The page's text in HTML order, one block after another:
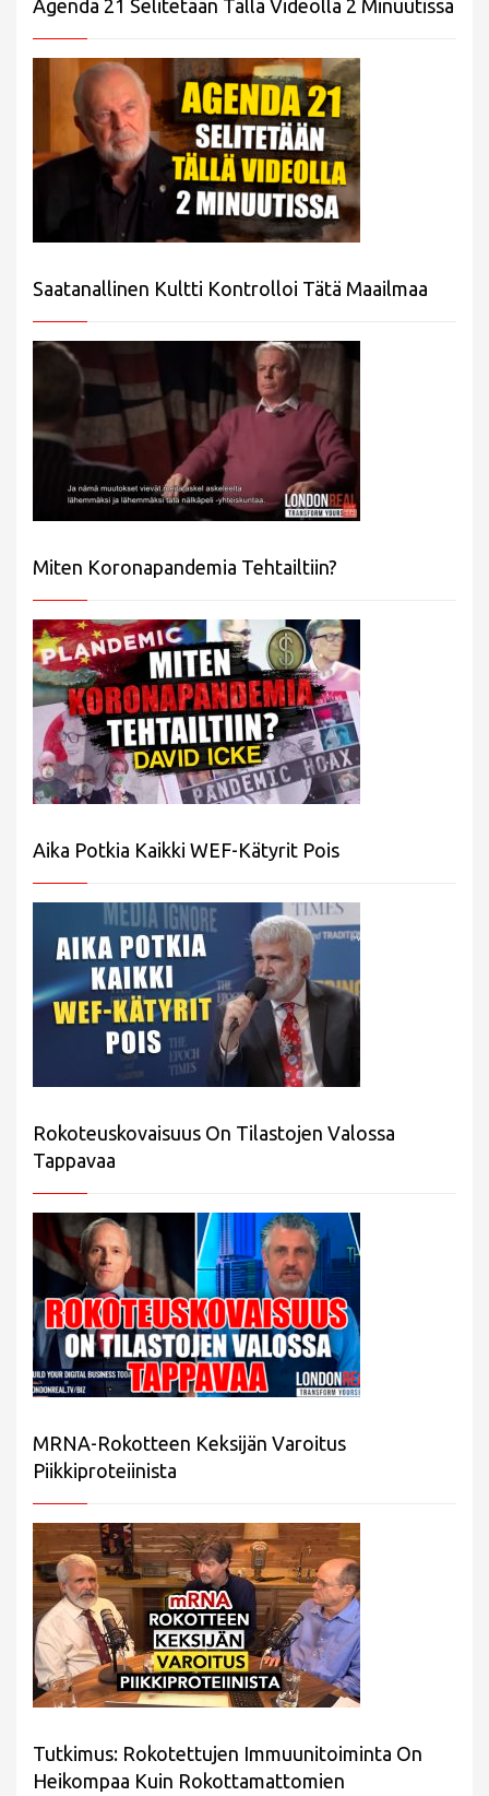
Agenda 21 Selitetään Tällä Videolla 2 Minuutissa
Saatanallinen Kultti Kontrolloi Tätä Maailmaa
Miten Koronapandemia Tehtailtiin?
Aika Potkia Kaikki WEF-Kätyrit Pois
Rokoteuskovaisuus On Tilastojen Valossa
Tappavaa
MRNA-Rokotteen Keksijän Varoitus
Piikkiproteiinista
Tutkimus: Rokotettujen Immuunitoiminta On
Heikompaa Kuin Rokottamattomien